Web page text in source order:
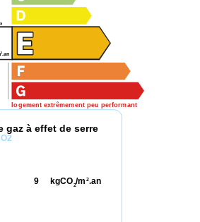
logement extrêmement peu performant
2 .an
gaz à effet de serre
kgCO2/m 2.an
9